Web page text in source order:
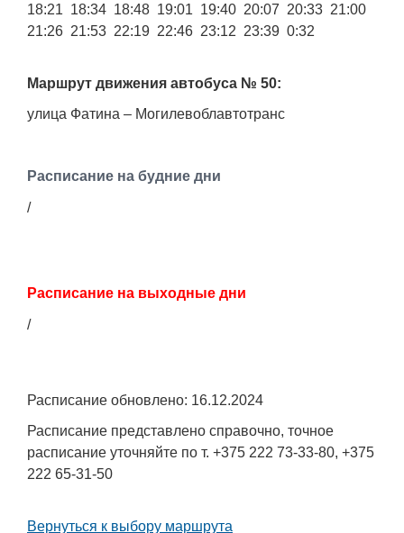
18:21 18:34 18:48 19:01 19:40 20:07 20:33 21:00
21:26 21:53 22:19 22:46 23:12 23:39 0:32
Маршрут движения автобуса № 50:
улица Фатина – Могилевоблавтотранс
Расписание на будние дни
/
Расписание на выходные дни
/
Расписание обновлено: 16.12.2024
Расписание представлено справочно, точное
расписание уточняйте по т. +375 222 73-33-80, +375
222 65-31-50
Вернуться к выбору маршрута